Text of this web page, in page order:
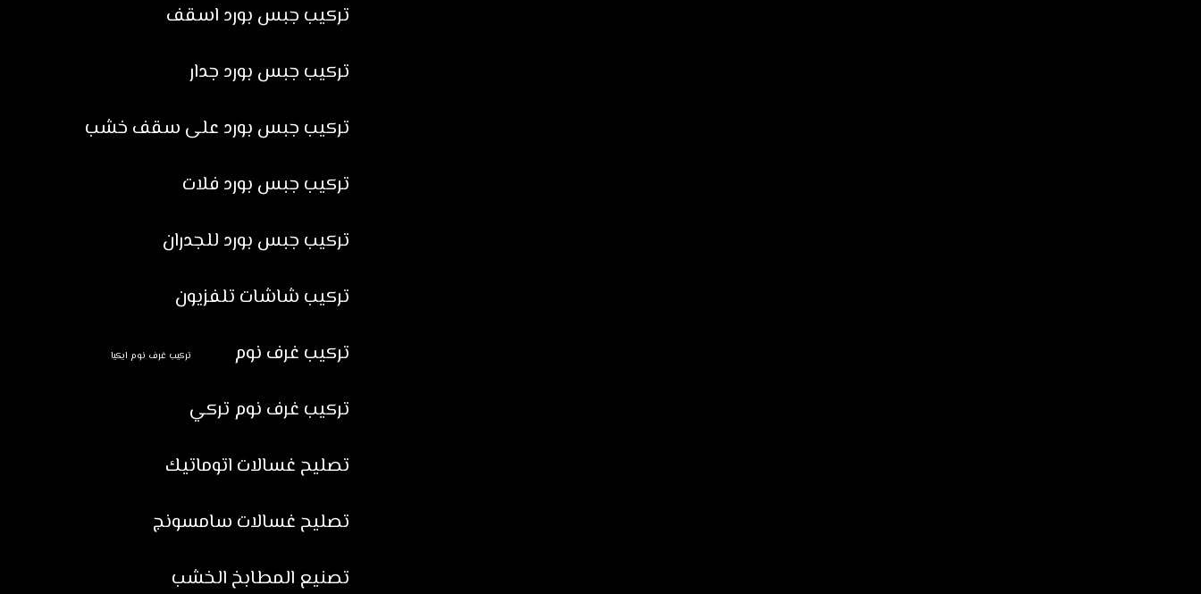
تركيب جبس بورد اسقف
تركيب جبس بورد جدار
تركيب جبس بورد على سقف خشب
تركيب جبس بورد فلات
تركيب جبس بورد للجدران
تركيب شاشات تلفزيون
تركيب غرف نوم
تركيب غرف نوم ايكيا
تركيب غرف نوم تركي
تصليح غسالات اتوماتيك
تصليح غسالات سامسونج
تصنيع المطابخ الخشب